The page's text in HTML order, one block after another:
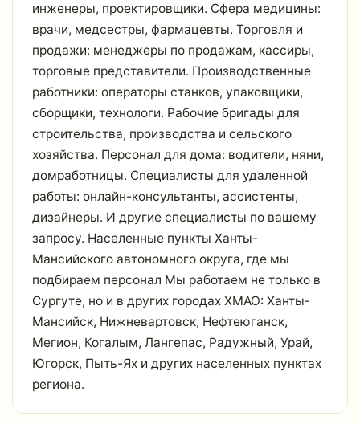
инженеры, проектировщики. Сфера медицины:
врачи, медсестры, фармацевты. Торговля и
продажи: менеджеры по продажам, кассиры,
торговые представители. Производственные
работники: операторы станков, упаковщики,
сборщики, технологи. Рабочие бригады для
строительства, производства и сельского
хозяйства. Персонал для дома: водители, няни,
домработницы. Специалисты для удаленной
работы: онлайн-консультанты, ассистенты,
дизайнеры. И другие специалисты по вашему
запросу. Населенные пункты Ханты-
Мансийского автономного округа, где мы
подбираем персонал Мы работаем не только в
Сургуте, но и в других городах ХМАО: Ханты-
Мансийск, Нижневартовск, Нефтеюганск,
Мегион, Когалым, Лангепас, Радужный, Урай,
Югорск, Пыть-Ях и других населенных пунктах
региона.